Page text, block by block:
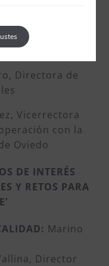
Martins,
Directora de
Vicerrectora
con la
Oviedo
DE INTERÉS
Y RETOS PARA
Marino
Director